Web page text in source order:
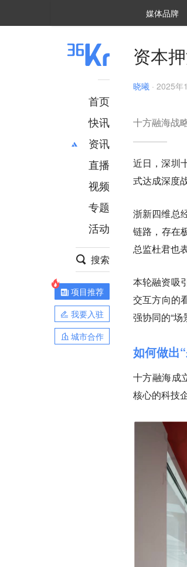
媒体品牌
首页
快讯
资讯
推荐
财经
项目推荐
安徽
直播
视频
专题
活动
搜索
项目推荐
我要入驻
城市合作
资本
晓曦 · 2025年
十方融海战
近日，深圳
式达成深度
浙新四维总
链路，存在
总监杜君也
本轮融资吸
交互方向的
强协同的“场
如何做出
十方融海成
核心的科技